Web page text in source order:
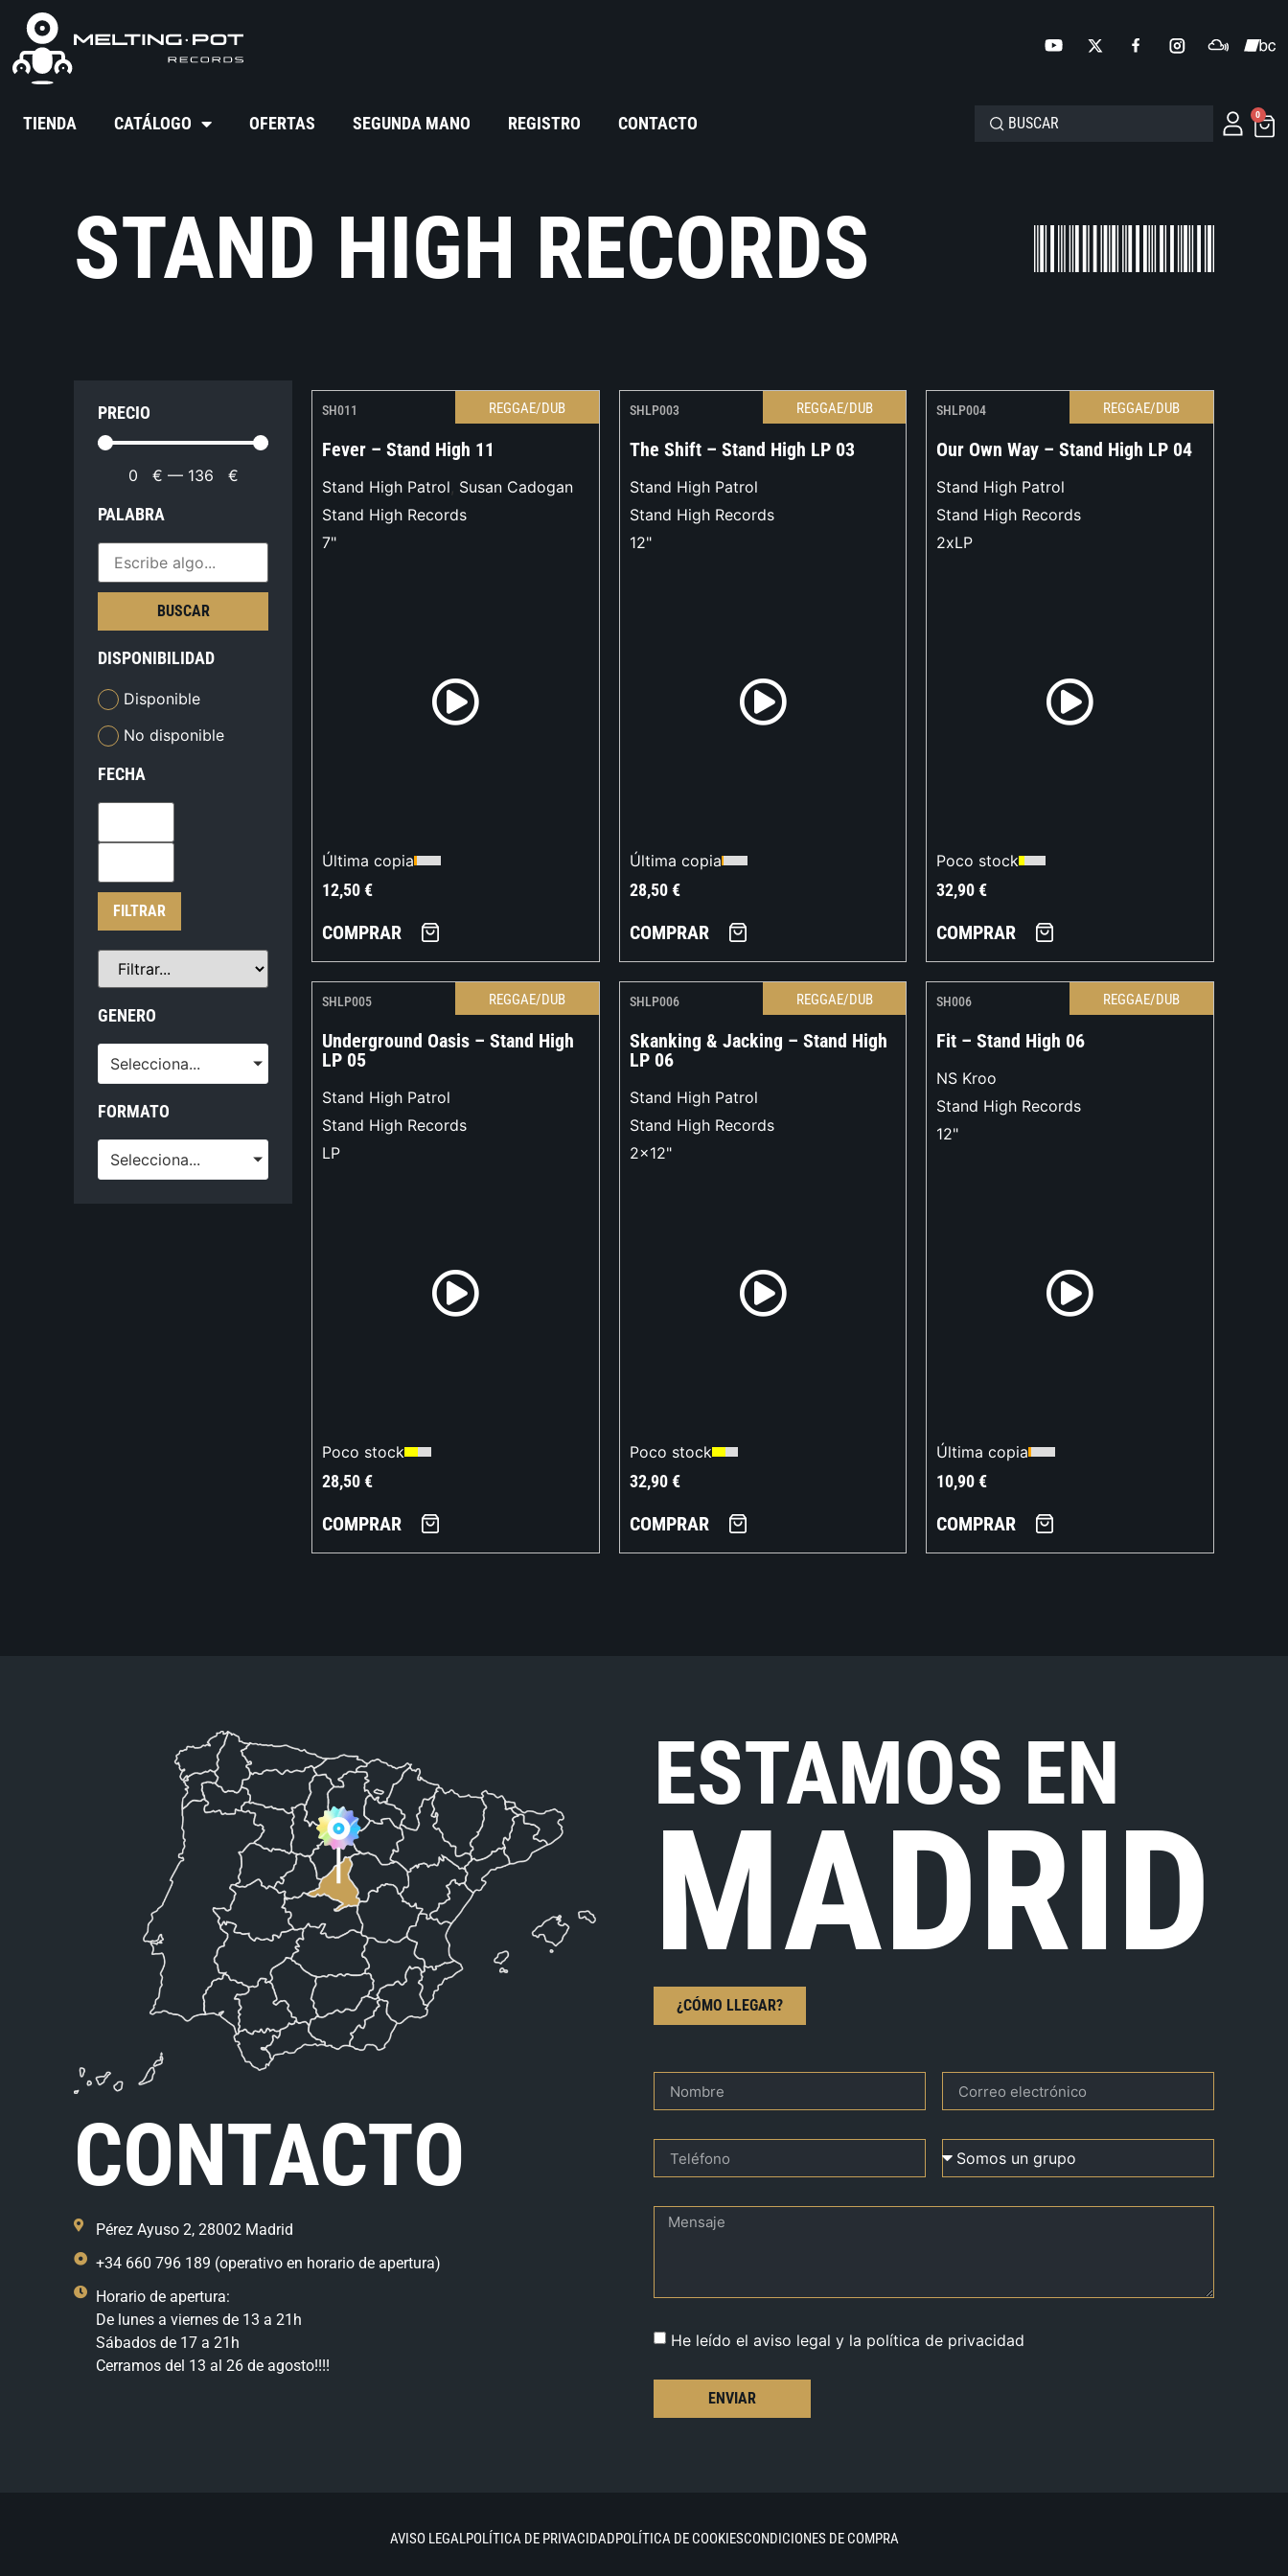
TIENDA CATÁLOGO OFERTAS SEGUNDA MANO REGISTRO CONTACTO 0
STAND HIGH RECORDS
PRECIO
0 € — 136 €
PALABRA
BUSCAR
DISPONIBILIDAD
Disponible
No disponible
FECHA
FILTRAR
GENERO
Selecciona...
FORMATO
Selecciona...
SH011 REGGAE/DUB
Fever – Stand High 11
Stand High Patrol, Susan Cadogan
Stand High Records
7"
Última copia
12,50€
COMPRAR
SHLP003 REGGAE/DUB
The Shift – Stand High LP 03
Stand High Patrol
Stand High Records
12"
Última copia
28,50€
COMPRAR
SHLP004 REGGAE/DUB
Our Own Way – Stand High LP 04
Stand High Patrol
Stand High Records
2xLP
Poco stock
32,90€
COMPRAR
SHLP005 REGGAE/DUB
Underground Oasis – Stand High
LP 05
Stand High Patrol
Stand High Records
LP
Poco stock
28,50€
COMPRAR
SHLP006 REGGAE/DUB
Skanking & Jacking – Stand High
LP 06
Stand High Patrol
Stand High Records
2x12"
Poco stock
32,90€
COMPRAR
SH006 REGGAE/DUB
Fit – Stand High 06
NS Kroo
Stand High Records
12"
Última copia
10,90€
COMPRAR
CONTACTO
Pérez Ayuso 2, 28002 Madrid
+34 660 796 189 (operativo en horario de apertura)
Horario de apertura:
De lunes a viernes de 13 a 21h
Sábados de 17 a 21h
Cerramos del 13 al 26 de agosto!!!!
ESTAMOS EN
MADRID
¿CÓMO LLEGAR?
He leído el aviso legal y la política de privacidad
ENVIAR
AVISO LEGALPOLÍTICA DE PRIVACIDADPOLÍTICA DE COOKIESCONDICIONES DE COMPRA